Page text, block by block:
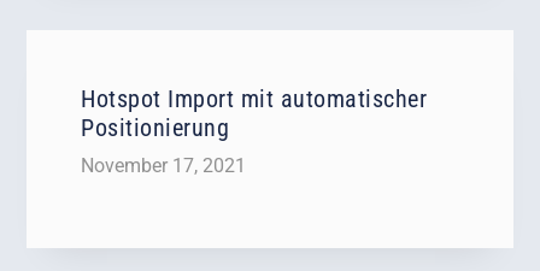
Hotspot Import mit automatischer
Positionierung
November 17, 2021